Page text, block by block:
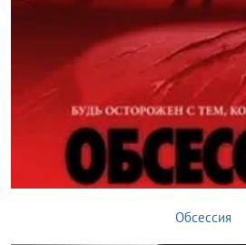
Обсессия